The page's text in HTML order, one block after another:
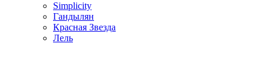
Simplicity
Гандылян
Красная Звезда
Лель